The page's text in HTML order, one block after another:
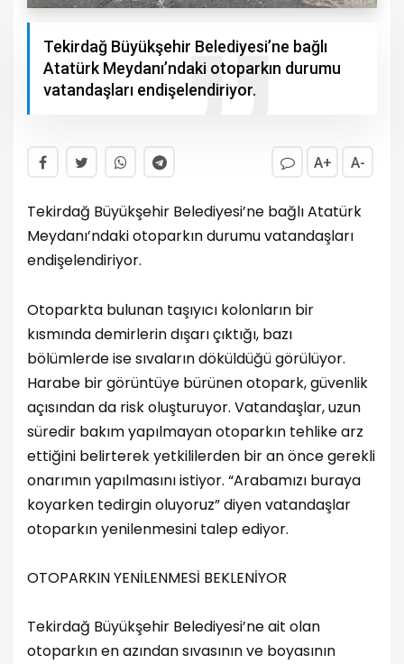
Tekirdağ Büyükşehir Belediyesi’ne bağlı
Atatürk Meydanı’ndaki otoparkın durumu
vatandaşları endişelendiriyor.
A+ A-
Tekirdağ Büyükşehir Belediyesi’ne bağlı Atatürk
Meydanı’ndaki otoparkın durumu vatandaşları
endişelendiriyor.
Otoparkta bulunan taşıyıcı kolonların bir
kısmında demirlerin dışarı çıktığı, bazı
bölümlerde ise sıvaların döküldüğü görülüyor.
Harabe bir görüntüye bürünen otopark, güvenlik
açısından da risk oluşturuyor. Vatandaşlar, uzun
süredir bakım yapılmayan otoparkın tehlike arz
ettiğini belirterek yetkililerden bir an önce gerekli
onarımın yapılmasını istiyor. “Arabamızı buraya
koyarken tedirgin oluyoruz” diyen vatandaşlar
otoparkın yenilenmesini talep ediyor.
OTOPARKIN YENİLENMESİ BEKLENİYOR
Tekirdağ Büyükşehir Belediyesi’ne ait olan
otoparkın en azından sıvasının ve boyasının